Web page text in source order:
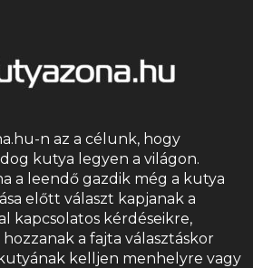
n az a célunk, hogy
kutya legyen a világon.
a leendő gazdik még a kutya
előtt választ kapjanak a
kapcsolatos kérdéseikre,
a fajta választáskor
kelljen menhelyre vagy